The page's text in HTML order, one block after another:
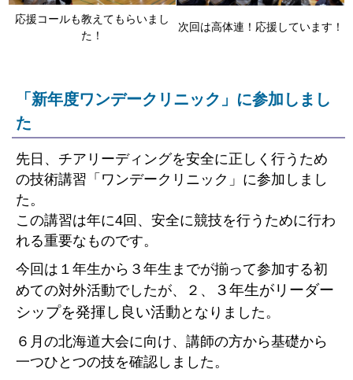
応援コールも教えてもらいまし
た！
次回は高体連！応援しています！
「新年度ワンデークリニック」に参加しまし
た
先日、チアリーディングを安全に正しく行うため
の技術講習「ワンデークリニック」に参加しまし
た。
この講習は年に4回、安全に競技を行うために行わ
れる重要なものです。
今回は１年生から３年生までが揃って参加する初
めての対外活動でしたが、２、
３年生がリーダー
シップを発揮し良い活動 となりました。
６月の北海道大会に向け、講師の方から基礎から
一つひとつの技を確認しました。